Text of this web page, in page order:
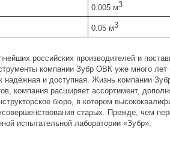
0.005 м3
0.05 м3
российских производителей и
компании Зубр ОВК уже много лет
надежная и доступная. Жизнь компании
компания расширяет ассортимент,
бюро, в котором
старых. Прежде, чем
испытательной лаборатории «Зубр».